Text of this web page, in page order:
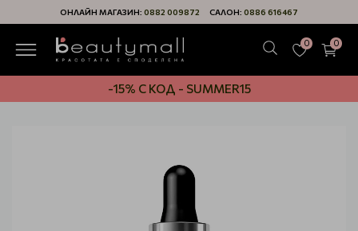
ОНЛАЙН МАГАЗИН: 0882 009872 САЛОН: 0886 616467
0 0
-15% С КОД - SUMMER15